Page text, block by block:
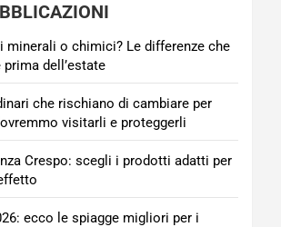
minerali o chimici? Le differenze che
dell’estate
che rischiano di cambiare per
visitarli e proteggerli
Crespo: scegli i prodotti adatti per
ecco le spiagge migliori per i